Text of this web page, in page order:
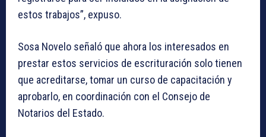
estos trabajos”, expuso.
Sosa Novelo señaló que ahora los interesados en
prestar estos servicios de escrituración solo tienen
que acreditarse, tomar un curso de capacitación y
aprobarlo, en coordinación con el Consejo de
Notarios del Estado.